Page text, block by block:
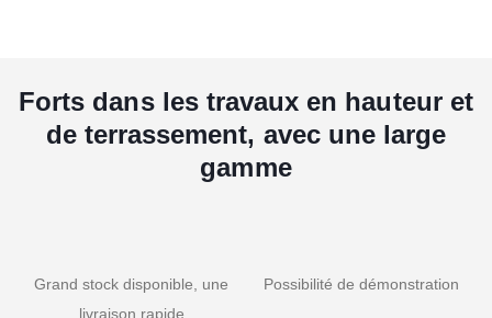
Forts dans les travaux en hauteur et
de terrassement, avec une large
gamme
Grand stock disponible, une
livraison rapide
Possibilité de démonstration